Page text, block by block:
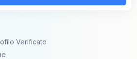
Verificato